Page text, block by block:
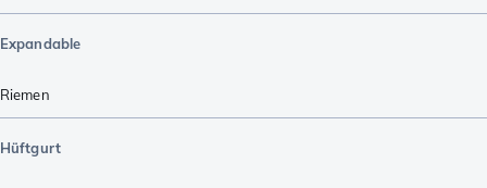
Expandable
Riemen
Hüftgurt